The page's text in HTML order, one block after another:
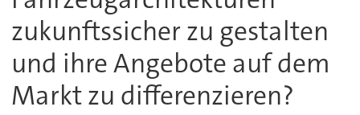
zukunftssicher zu gestalten
und ihre Angebote auf dem
Markt zu differenzieren?